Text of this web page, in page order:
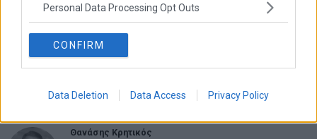
Personal Data Processing Opt Outs
CONFIRM
Data Deletion Data Access Privacy Policy
Από την αποθέωση στην καταγγελία: Η Ελλάδα πάντα
ψάχνει τον επόμενο Μεσσία
Νικόλαος Φουρτζής
μοντέλο επιχειρηματικότητας
Θανάσης Κρητικός